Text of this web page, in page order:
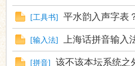
[工具书] 平水韵入声字表
[输入法] 上海话拼音输入
[拼音] 该不该本坛系统